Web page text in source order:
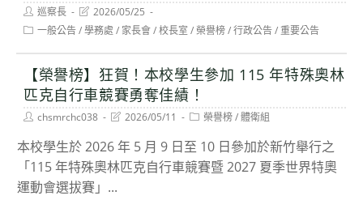
Post
author:
巡察長
Post
last
modified:
2026/05/25
Post一般公告/學務處 / 家長會/校長室 /榮譽榜/行政公告/重要公告
【榮譽榜】狂賀！本校學生參加 115 年特殊奧林
匹克自行車競賽勇奪佳績！
Postchsmrchc038
Post
modified:
2026/05/11
Post榮譽榜/體衛組
本校學生於 2026 年 5 月 9 日至 10 日參加於新竹舉行之
「115 年特殊奧林匹克自行車競賽暨 2027 夏季世界特奧
運動會選拔賽」...